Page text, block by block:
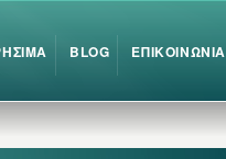
BLOG ΕΠΙΚΟΙΝΩΝΙΑ